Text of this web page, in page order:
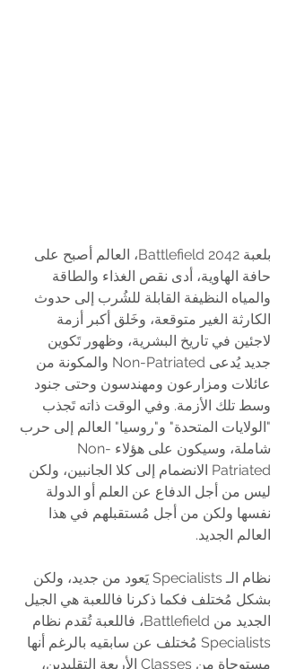
بلعبة Battlefield 2042، العالم أصبح على
حافة الهاوية، أدى نقص الغذاء والطاقة
والمياه النظيفة القابلة للشُرب إلى حدوث
الكارثة الغير متوقعة، وخَلق أكبر أزمة
لاجئين في تاريخ البشرية، وظهور تَكوين
جديد يُدعى Non-Patriated والمكونة من
عائلات ومزارعون ومهندسون وحتى جنود
وسط تلك الأزمة. وفي الوقت ذاته تَجذب
"الولايات المتحدة" و"روسيا" العالم إلى حرب
شاملة، وسيكون على هؤلاء Non-
Patriated الانضمام إلى كلا الجانبين، ولكن
ليس من أجل الدفاع عن العلم أو الدولة
نفسها ولكن من أجل مُستقبلهم في هذا
العالم الجديد.
نظام الـ Specialists يَعود من جديد، ولكن
بشكل مُختلف فكما ذكرنا فاللعبة هي الجيل
الجديد من Battlefield، فاللعبة تُقدم نظام
Specialists مُختلف عن سابقيه بالرغم أنها
مستوحاة من Classes الأربعة التقليدين،